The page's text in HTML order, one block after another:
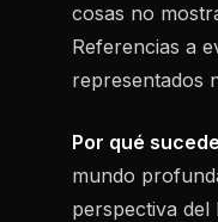
cosas no
Referencias a
representados
Por qué sucede
mundo
perspectiva del